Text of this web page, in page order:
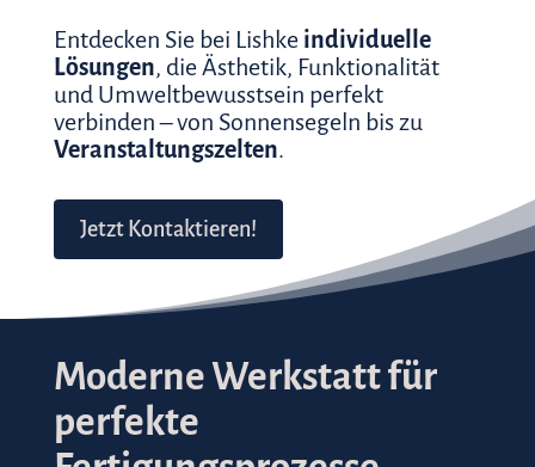
Entdecken Sie bei Lishke individuelle
Lösungen, die Ästhetik, Funktionalität
und Umweltbewusstsein perfekt
verbinden – von Sonnensegeln bis zu
Veranstaltungszelten.
Jetzt Kontaktieren!
Moderne Werkstatt für
perfekte